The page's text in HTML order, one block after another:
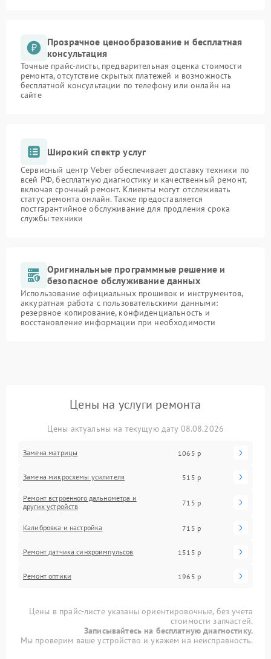
Прозрачное ценообразование и бесплатная
консультация
Точные прайс-листы, предварительная оценка стоимости
ремонта, отсутствие скрытых платежей и возможность
бесплатной консультации по телефону или онлайн на
сайте
Широкий спектр услуг
Сервисный центр Veber обеспечивает доставку техники по
всей РФ, бесплатную диагностику и качественный ремонт,
включая срочный ремонт. Клиенты могут отслеживать
статус ремонта онлайн. Также предоставляется
постгарантийное обслуживание для продления срока
службы техники
Оригинальные программные решение и
безопасное обслуживание данных
Использование официальных прошивок и инструментов,
аккуратная работа с пользовательскими данными:
резервное копирование, конфиденциальность и
восстановление информации при необходимости
Цены на услуги ремонта
Цены актуальны на текущую дату 08.08.2026
Замена матрицы 1065 р
Замена микросхемы усилителя 515 р
Ремонт встроенного дальнометра и
других устройств
715 р
Калибровка и настройка 715 р
Ремонт датчика синхроимпульсов 1515 р
Ремонт оптики 1965 р
Цены в прайс-листе указаны ориентировочные, без учета
стоимости запчастей.
Записывайтесь на бесплатную диагностику.
Мы проверим ваше устройство и укажем на неисправность.